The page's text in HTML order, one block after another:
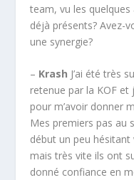
team, vu les
déjà présents? Avez-
une synergie?
– Krash J’ai été très
retenue par la KOF
pour m’avoir donner
Mes premiers pas au
début un peu hésitant
mais très vite ils ont
donné confiance en